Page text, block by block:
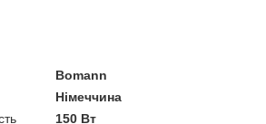
Bomann
Німеччина
150 Вт